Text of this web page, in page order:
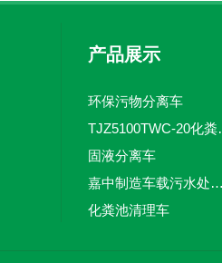
产品展示
环保污物分离车
固液分离车
嘉中制造车载污水处理设备-环
化粪池清理车